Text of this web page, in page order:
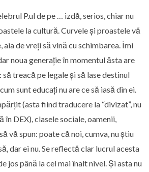
P.ul de pe … izdă, serios, chiar nu
la cultură. Curvele și proastele vă
aia de vreți să vină cu schimbarea. Îmi
noua generație în momentul ăsta are
treacă pe legale și să lase destinul
sunt educați nu are ce să iasă din ei.
(asta fiind traducere la “divizat”, nu
în DEX), clasele sociale, oamenii,
vă spun: poate că noi, cumva, nu știu
dar ei nu. Se reflectă clar lucrul acesta
jos până la cel mai înalt nivel. Și asta nu